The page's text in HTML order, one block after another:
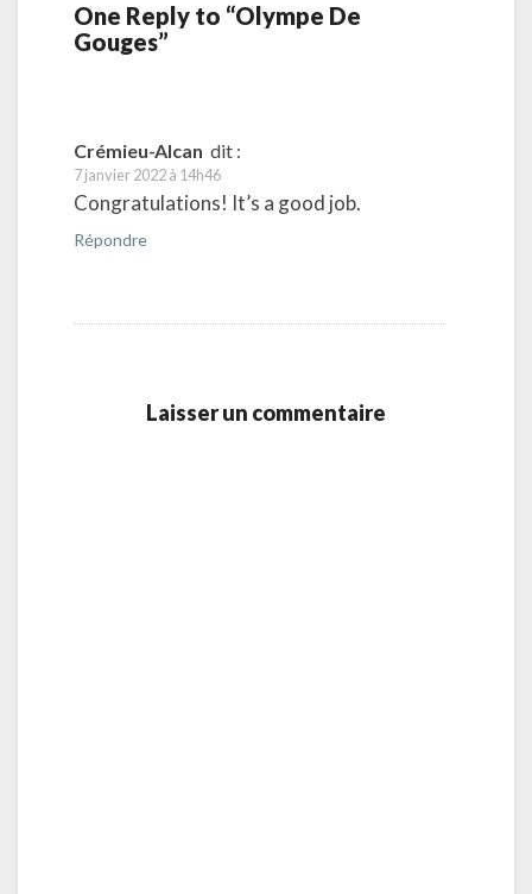
One Reply to “Olympe De
Gouges”
Crémieu-Alcan dit :
7 janvier 2022 à 14h46
Congratulations! It’s a good job.
Répondre
Laisser un commentaire